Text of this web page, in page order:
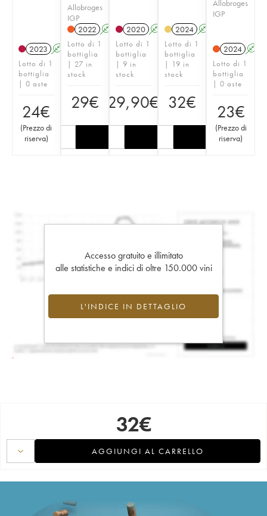
2023 A K
Lotto di 1
bottiglia
| 0 aste
24€
(Prezzo di
riserva)
Allobroges
IGP
2022 A K
Lotto di 1
bottiglia
| 27 in
stock
29€
2020 A K
Lotto di 1
bottiglia
| 9 in
stock
29,90€
2024 A
Lotto di 1
bottiglia
| 19 in
stock
32€
Allobroges
IGP
2024 A
Lotto di 1
bottiglia
| 0 aste
23€
(Prezzo di
riserva)
Accesso gratuito e illimitato
alle statistiche e indici di oltre 150.000 vini
L'INDICE IN DETTAGLIO
32€
AGGIUNGI AL CARRELLO